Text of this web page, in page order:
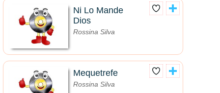
Ni Lo Mande
Dios
Rossina Silva
Mequetrefe
Rossina Silva